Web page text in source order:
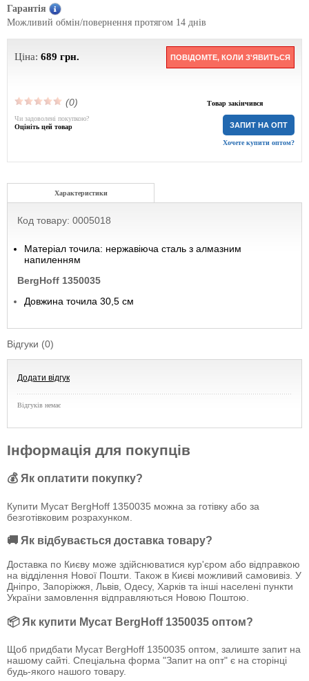
Гарантія
Можливий обмін/повернення протягом 14 днів
Ціна: 689 грн. ПОВІДОМТЕ, КОЛИ З'ЯВИТЬСЯ
(0) Товар закінчився
ЗАПИТ НА ОПТ
Хочете купити оптом?
Чи задоволені покупкою?
Оцініть цей товар
Характеристики
Код товару: 0005018
Матеріал точила: нержавіюча сталь з алмазним
напиленням
BergHoff 1350035
Довжина точила 30,5 см
Відгуки (0)
Додати відгук
Відгуків немає
Інформація для покупців
💰 Як оплатити покупку?
Купити Мусат BergHoff 1350035 можна за готівку або за
безготівковим розрахунком.
🚚 Як відбувається доставка товару?
Доставка по Києву може здійснюватися кур'єром або відправкою
на відділення Нової Пошти. Також в Києві можливий самовивіз. У
Дніпро, Запоріжжя, Львів, Одесу, Харків та інші населені пункти
України замовлення відправляються Новою Поштою.
📦 Як купити Мусат BergHoff 1350035 оптом?
Щоб придбати Мусат BergHoff 1350035 оптом, залиште запит на
нашому сайті. Спеціальна форма "Запит на опт" є на сторінці
будь-якого нашого товару.